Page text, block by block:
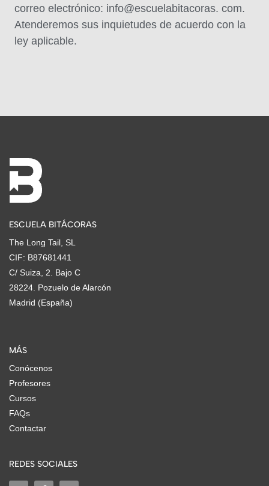
correo electrónico: info@escuelabitacoras. com.
Atenderemos sus inquietudes de acuerdo con la
ley aplicable.
ESCUELA BITÁCORAS
The Long Tail, SL
CIF: B87681441
C/ Suiza, 2. Bajo C
28224. Pozuelo de Alarcón
Madrid (España)
MÁS
Conócenos
Profesores
Cursos
FAQs
Contactar
REDES SOCIALES